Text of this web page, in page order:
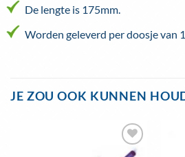
De lengte is 175mm.
Worden geleverd per doosje van
JE ZOU OOK KUNNEN
Toevoegen